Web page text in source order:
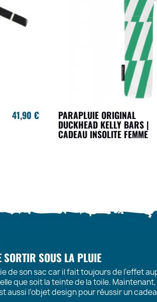
41,90 € PARAPLUIE ORIGINAL
DUCKHEAD KELLY BARS |
CADEAU INSOLITE FEMME
SORTIR SOUS LA PLUIE
de son sac car il fait toujours de l’effet
que soit la teinte de la toile. Maintenant,
aussi l’objet design pour réussir un